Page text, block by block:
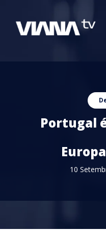
Portugal
10